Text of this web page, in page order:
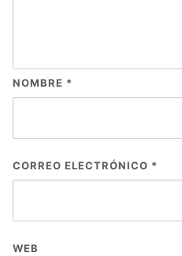
NOMBRE *
CORREO ELECTRÓNICO *
WEB